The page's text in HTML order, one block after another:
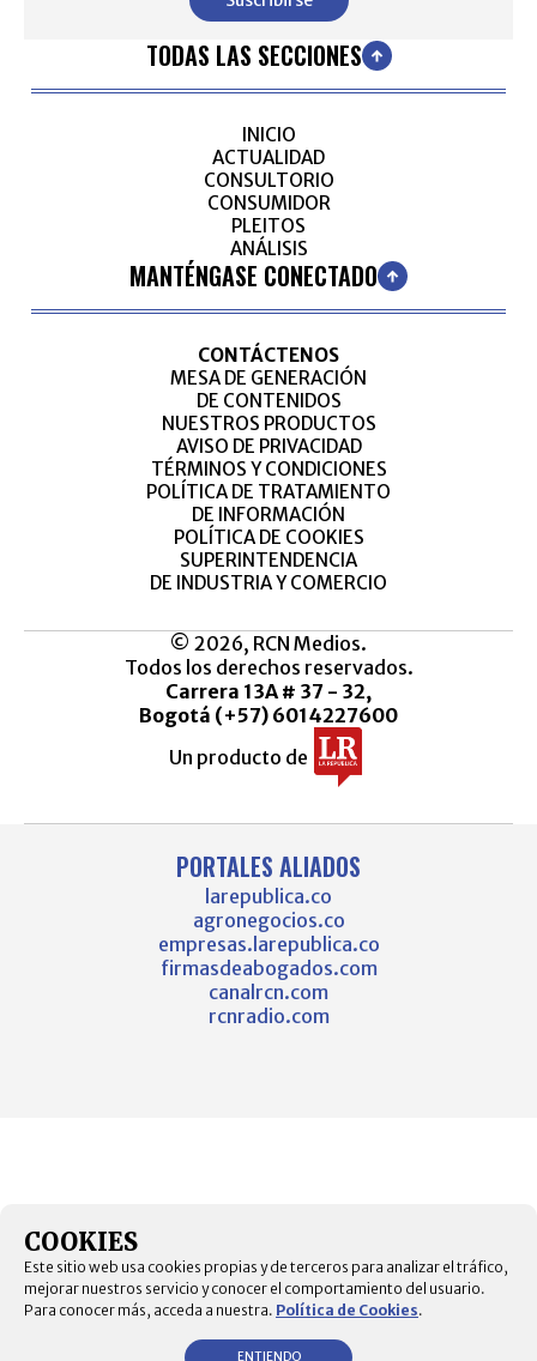
TODAS LAS SECCIONES
INICIO
ACTUALIDAD
CONSULTORIO
CONSUMIDOR
PLEITOS
ANÁLISIS
MANTÉNGASE CONECTADO
CONTÁCTENOS
MESA DE GENERACIÓN
DE CONTENIDOS
NUESTROS PRODUCTOS
AVISO DE PRIVACIDAD
TÉRMINOS Y CONDICIONES
POLÍTICA DE TRATAMIENTO
DE INFORMACIÓN
POLÍTICA DE COOKIES
SUPERINTENDENCIA
DE INDUSTRIA Y COMERCIO
© 2026, RCN Medios.
Todos los derechos reservados.
Carrera 13A # 37 - 32,
Bogotá (+57) 6014227600
Un producto de
PORTALES ALIADOS
larepublica.co
agronegocios.co
empresas.larepublica.co
firmasdeabogados.com
canalrcn.com
rcnradio.com
COOKIES
Este sitio web usa cookies propias y de terceros para analizar el tráfico,
mejorar nuestros servicio y conocer el comportamiento del usuario.
Para conocer más, acceda a nuestra. Política de Cookies.
ENTIENDO